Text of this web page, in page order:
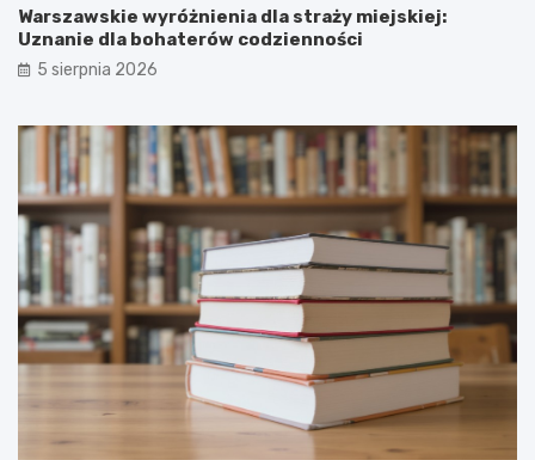
Warszawskie wyróżnienia dla straży miejskiej:
Uznanie dla bohaterów codzienności
5 sierpnia 2026